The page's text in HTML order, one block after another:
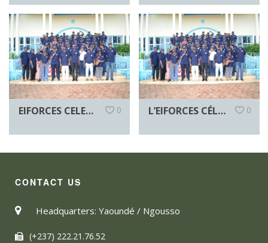
EIFORCES CELEBRATES LABOUR DAY IN A SPIRIT OF UNITY 0 L’EIFORCES CÉLÈBRE LA FÊTE DU TRAVAIL DANS LA COHÉSION 0
CONTACT US
Headquarters: Yaoundé / Ngousso
(+237) 222.21.76.52